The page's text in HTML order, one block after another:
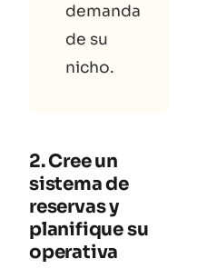
demanda
de su
nicho.
2. Cree un
sistema de
reservas y
planifique su
operativa